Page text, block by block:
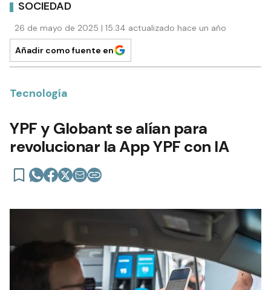
SOCIEDAD
26 de mayo de 2025 | 15:34 actualizado hace un año
Añadir como fuente en
Tecnología
YPF y Globant se alían para
revolucionar la App YPF con IA